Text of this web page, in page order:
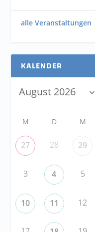
alle Veranstaltungen
KALENDER
M D M
27 28 29
3 4 5
10 11 12